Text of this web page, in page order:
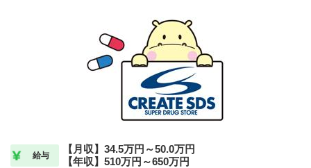
給与
【月収】34.5万円～50.0万円
【年収】510万円～650万円